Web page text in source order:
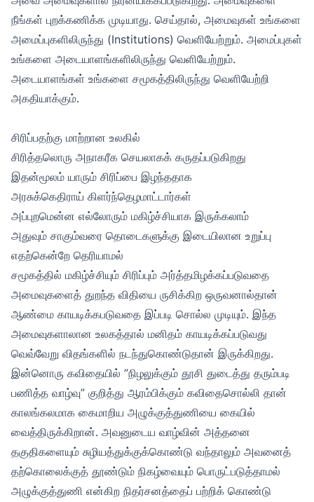
நீங்கள் புறக்கணிக்க முடியாது. செய்தால், அமைவுகள் உங்களை
அமைப்புகளிலிருந்து (Institutions) வெளியேற்றும். அமைப்புகள்
உங்களை அடையாளங்களிலிருந்து வெளியேற்றும்.
அடையாளங்கள் உங்களை சமூகத்திலிருந்து வெளியேற்றி
அகதியாக்கும்.
சிரிப்பதற்கு மாற்றான உலகில்
சிரித்தலொரு அநாகரீக செயலாகக் கருதப்படுகிறது
இதன்மூலம் யாரும் சிரிப்பை இழந்ததாக
அரசுக்கெதிராய் கிளர்ந்தெழமாட்டார்கள்
அப்புறமென்ன எல்லோரும் மகிழ்ச்சியாக இருக்கலாம்
அதுவும் சாகும்வரை தொடைகளுக்கு இடையிலான உறுப்பு
எதற்கென்றே தெரியாமல்
சமூகத்தில் மகிழ்ச்சியும் சிரிப்பும் அர்த்தமிழக்கப்படுவதை
அமைவுகளைத் துறந்த விதியை ருசிக்கிற ஒருவனால்தான்
ஆண்மை காயடிக்கபடுவதை இப்படி சொல்ல முடியும். இந்த
அமைவுகளாலான உலகத்தால் மனிதம் காயடிக்கப்படுவது
வெவ்வேறு விதங்களில் நடந்துகொண்டுதான் இருக்கிறது.
இன்னொரு கவிதையில் ”நிழலுக்கும் தூசி துடைத்து தரும்படி
பணித்த வாழ்வு” குறித்து ஆரம்பிக்கும் கவிதைசொல்லி தான்
காலங்கலமாக கைமாறிய அழுக்குத்துணியை கையில்
வைத்திருக்கிறான். அவனுடைய வாழ்வின் அத்தனை
தகுதிகளையும் சுழியத்துக்குக்கொண்டு வந்தாலும் அவனைத்
தற்கொலைக்குத் தூண்டும் நிகழ்வையும் பொருட்படுத்தாமல்
அழுக்குத்துணி என்கிற நிதர்சனத்தைப் பற்றிக் கொண்டு